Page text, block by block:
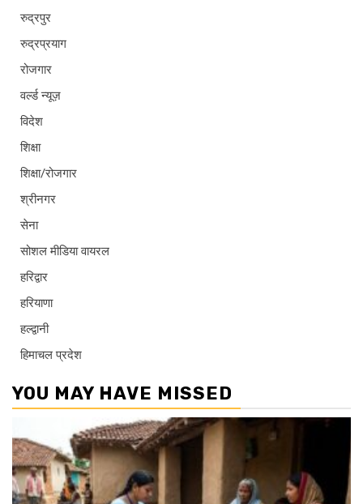
रुद्रपुर
रुद्रप्रयाग
रोजगार
वर्ल्ड न्यूज़
विदेश
शिक्षा
शिक्षा/रोजगार
श्रीनगर
सेना
सोशल मीडिया वायरल
हरिद्वार
हरियाणा
हल्द्वानी
हिमाचल प्रदेश
YOU MAY HAVE MISSED